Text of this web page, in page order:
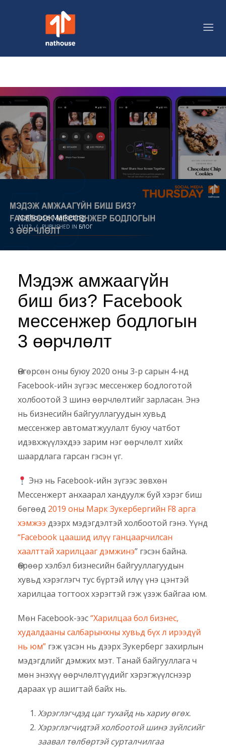
Nathouse Marketing
11/12 / PUBLISHED IN БЛОГ
Мэдэж амжаагүйн
биш биз? Facebook
мессенжер бодлогын
3 өөрчлөлт
Өнгөрсөн оны буюу 2020 оны 3-р сарын 4-нд
Facebook-ийн зүгээс мессенжер бодлоготой
холбоотой 3 шинэ өөрчлөлтийг зарласан. Энэ
нь бизнесийн байгууллагуудын хувьд
мессенжер автоматжуулалт буюу чатбот
идэвхжүүлэхдээ зарим нэг өөрчлөлт хийх
шаардлага гарсан гэсэн үг.
Энэ нь Facebook-ийн зүгээс зөвхөн
Мессенжерт анхаарал хандуулж буй хэрэг биш
бөгөөд 2019 оны Марк Зукербергийн F8 арга
хэмжээ дээрх мэдэгдэлтэй холбоотой гэнэ. Үүнд
“Facebook цаашид илүү ганцаарчилсан
хаалттай харилцааг дэмжинэ” гэсэн байна.
Өөрөөр хэлбэл бизнесийн байгууллагуудын
хувьд хэрэглэгч тус бүртэй илүү үнэ цэнтэй
харилцаа тогтоох хэрэгтэй гэж үзэж байгаа юм.
Мөн Facebook-ээс“Харилцаа бол бизнес,
худалдааны салбарынхны хувьд бүх л ирээдүй
нь юм” гэж үзсэн нь дээрх Зукерберг захирлын
мэдэгдлийг дэмжих мэт. Танай байгууллага ч
мөн энэхүү өөрчлөлтүүдийг хэрэгжүүлснээр
дараах үр ашигтай байх нь.
Хэрэглэгчдэд цаг тухайд нь хариу өгөх.
Хэрэглэгчидтэй холбоотой шинэ зүйлсийг
заавал төлбөртэй сурталчилгаа